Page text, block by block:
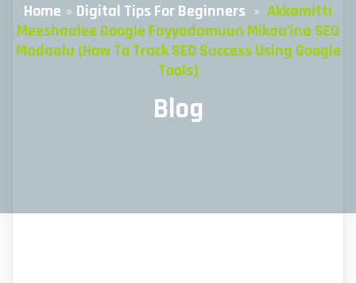
Home » Digital Tips For Beginners » Akkamitti
Meeshaalee Google Fayyadamuun Mikaa’ina SEO
Madaalu (How To Track SEO Success Using Google
Tools)
Blog